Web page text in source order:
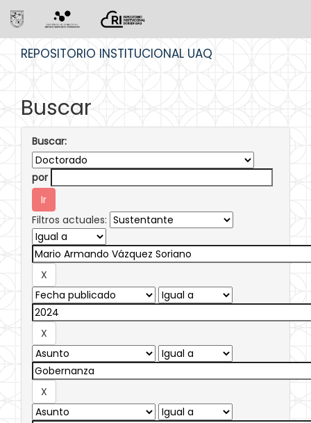
REPOSITORIO INSTITUCIONAL UAQ
Buscar
Buscar:
por
Filtros actuales: